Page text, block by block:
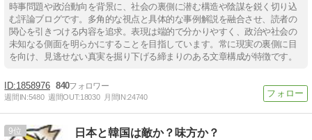
時事問題や政治動向を背景に、社会の裏側に潜む構造や陰謀を鋭く切り込
む評論ブログです。多角的な視点と具体的な事例解説を融合させ、読者の
関心を引きつける内容を追求。表現は端的で分かりやすく、政治や社会の
未知なる側面を明らかにすることを目指しています。常に現実の裏側に目
を向け、見逃せない真実を掘り下げる締まりのある文章構成が特徴です。
1858976 840
週間IN:5480 週間OUT:18030 月間IN:24740
9 日本と韓国は敵か？味方か？